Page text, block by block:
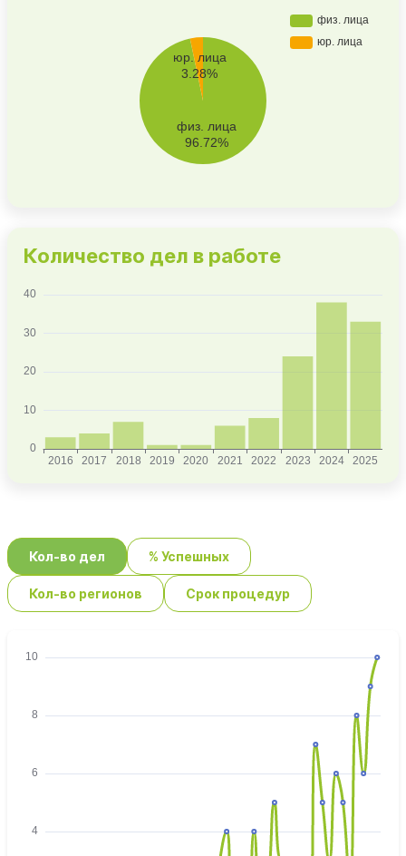
Количество дел в работе
Кол-во дел % Успешных
Кол-во регионов Срок процедур